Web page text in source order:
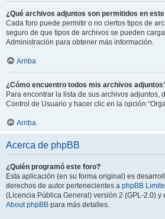
¿Qué archivos adjuntos son permitidos en
Cada foro puede permitir o no ciertos tipos de
seguro de que tipos de archivos se pueden
Administración para obtener más información.
Arriba
¿Cómo encuentro todos mis archivos
Para encontrar la lista de sus archivos adjuntos,
Control de Usuario y hacer clic en la opción
Arriba
Acerca de phpBB
¿Quién programó este foro?
Esta aplicación (en su forma original) es
derechos de autor pertenecientes a phpBB
(Licencia Pública General) versión 2 (GPL-2.0) y
About phpBB para más detalles.